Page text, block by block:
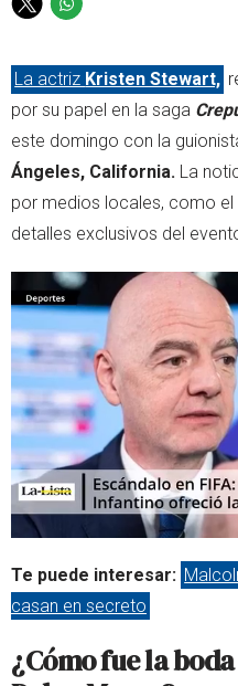
T
i
t
t
e
r
W
a
t
s
p
p
La actriz Kristen Stewart,
por su papel en la saga
este domingo con la
Ángeles, California. La
por medios locales, como el
detalles exclusivos del
Te puede interesar:
casan en secreto
¿Cómo fue la